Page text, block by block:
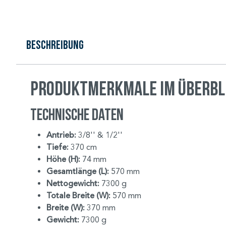
Beschreibung
Produktmerkmale im
Technische Daten
Antrieb: 3/8'' & 1/2''
Tiefe: 370 cm
Höhe (H): 74 mm
Gesamtlänge (L): 570 mm
Nettogewicht: 7300 g
Totale Breite (W): 570 mm
Breite (W): 370 mm
Gewicht: 7300 g